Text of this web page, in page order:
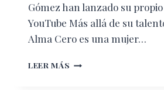
Gómez han lanzado su
YouTube Más allá de su
Alma Cero es una mujer…
LEER MÁS CERO